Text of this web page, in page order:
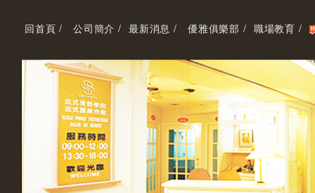
回首頁 / 公司簡介 / 最新消息 / 優雅俱樂部 / 職場教育 /